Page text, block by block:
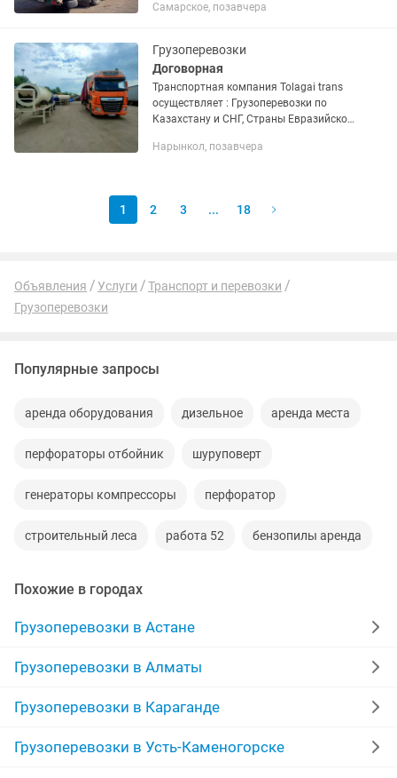
отдельной машиной от двери до двери.
Самарское, позавчера
Грузоперевозки
Договорная
Транспортная компания Tolagai trans
осуществляет : Грузоперевозки по
Казахстану и СНГ, Страны Евразийской
отдельной машиной от двери до двери.
Нарынкол, позавчера
1 2 3 ... 18
Объявления Услуги
Транспорт и перевозки
Грузоперевозки
Популярные запросы
аренда оборудования дизельное аренда места
перфораторы отбойник шуруповерт
генераторы компрессоры перфоратор
строительный леса работа 52 бензопилы аренда
Похожие в городах
Грузоперевозки в Астане
Грузоперевозки в Алматы
Грузоперевозки в Караганде
Грузоперевозки в Усть-Каменогорске